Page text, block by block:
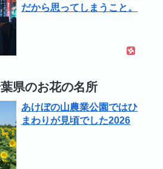
だから思ってしまうこと。
県のお花の名所
あけぼの山農業公園ではひ
まわりが見頃でした2026